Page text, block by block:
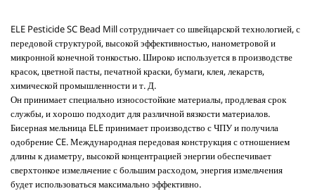
ELE Pesticide SC Bead Mill сотрудничает со швейцарской технологией, с
передовой структурой, высокой эффективностью, нанометровой и
микронной конечной тонкостью. Широко используется в производстве
красок, цветной пасты, печатной краски, бумаги, клея, лекарств,
химической промышленности и т. Д.
Он принимает специально износостойкие материалы, продлевая срок
службы, и хорошо подходит для различной вязкости материалов.
Бисерная мельница ELE принимает производство с ЧПУ и получила
одобрение CE. Международная передовая конструкция с отношением
длины к диаметру, высокой концентрацией энергии обеспечивает
сверхтонкое измельчение с большим расходом, энергия измельчения
будет использоваться максимально эффективно.